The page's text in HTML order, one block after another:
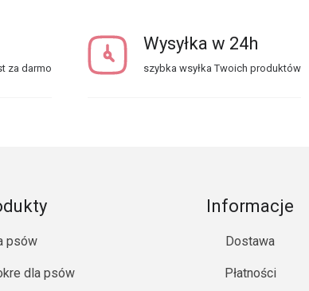
za darmo
Wysyłka w 24h
szybka wsyłka Twoich produktów
psów
dla psów
Informacje
Dostawa
Płatności